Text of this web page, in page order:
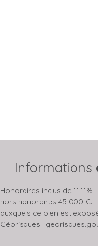
Informations
Honoraires inclus de
hors honoraires 45 000 €.
auxquels ce bien est
Géorisques :